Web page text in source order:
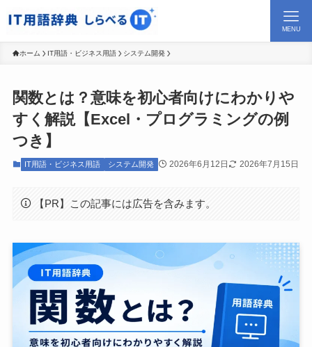
MENU
ホーム IT用語・ビジネス用語 システム開発
関数とは？意味を初心者向けにわかりや
すく解説【Excel・プログラミングの例
つき】
IT用語・ビジネス用語 システム開発 2026年6月12日 2026年7月15日
【PR】この記事には広告を含みます。